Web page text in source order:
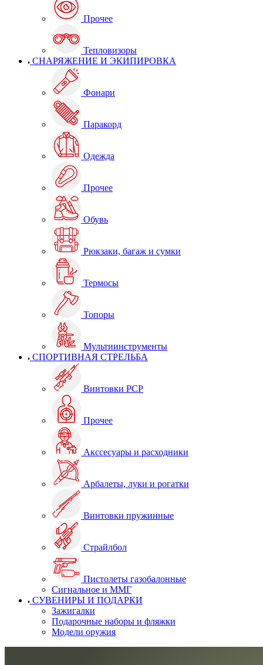
Прочее
Тепловизоры
СНАРЯЖЕНИЕ И ЭКИПИРОВКА
Фонари
Паракорд
Одежда
Прочее
Обувь
Рюкзаки, багаж и сумки
Термосы
Топоры
Мультиинструменты
СПОРТИВНАЯ СТРЕЛЬБА
Винтовки PCP
Прочее
Акссесуары и расходники
Арбалеты, луки и рогатки
Винтовки пружинные
Страйлбол
Пистолеты газобалонные
Сигнальное и ММГ
СУВЕНИРЫ И ПОДАРКИ
Зажигалки
Подарочные наборы и фляжки
Модели оружия